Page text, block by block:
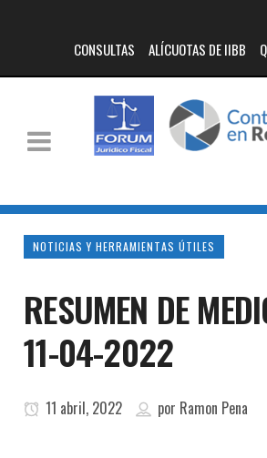
CONSULTAS ALÍCUOTAS DE IIBB
NOTICIAS Y HERRAMIENTAS ÚTILES
RESUMEN DE
11-04-2022
11 abril, 2022 por Ramon Pena